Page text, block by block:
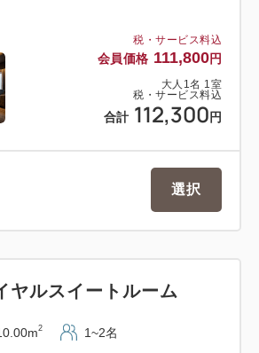
税・サービス料込
会員価格 111,800円
大人 1 名 1 室
税・サービス料込
合計 112,300 円
選択
ヤルスイートルーム
2 1~2名